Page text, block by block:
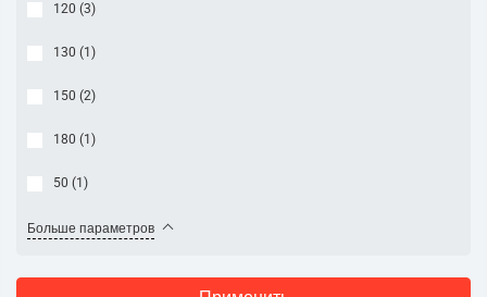
120 (3)
130 (1 )
150 (2)
180 (1 )
50 (1 )
Больше параметров